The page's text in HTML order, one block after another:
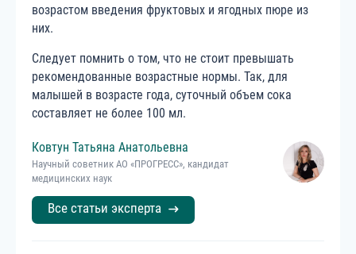
возрастом введения фруктовых и ягодных пюре из
них.
Следует помнить о том, что не стоит превышать
рекомендованные возрастные нормы. Так, для
малышей в возрасте года, суточный объем сока
составляет не более 100 мл.
Ковтун Татьяна Анатольевна
Научный советник АО «ПРОГРЕСС», кандидат
медицинских наук
Все статьи эксперта